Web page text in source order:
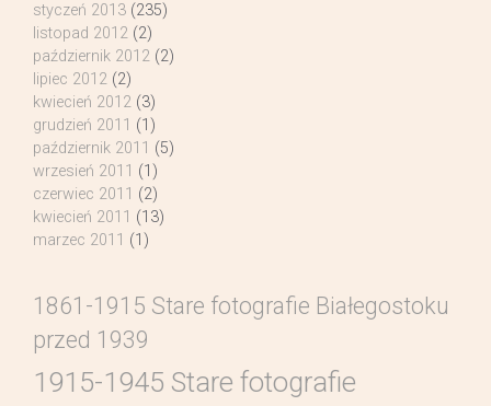
styczeń 2013 (235)
listopad 2012 (2)
październik 2012 (2)
lipiec 2012 (2)
kwiecień 2012 (3)
grudzień 2011 (1)
październik 2011 (5)
wrzesień 2011 (1)
czerwiec 2011 (2)
kwiecień 2011 (13)
marzec 2011 (1)
1861-1915 Stare fotografie Białegostoku
przed 1939
1915-1945 Stare fotografie